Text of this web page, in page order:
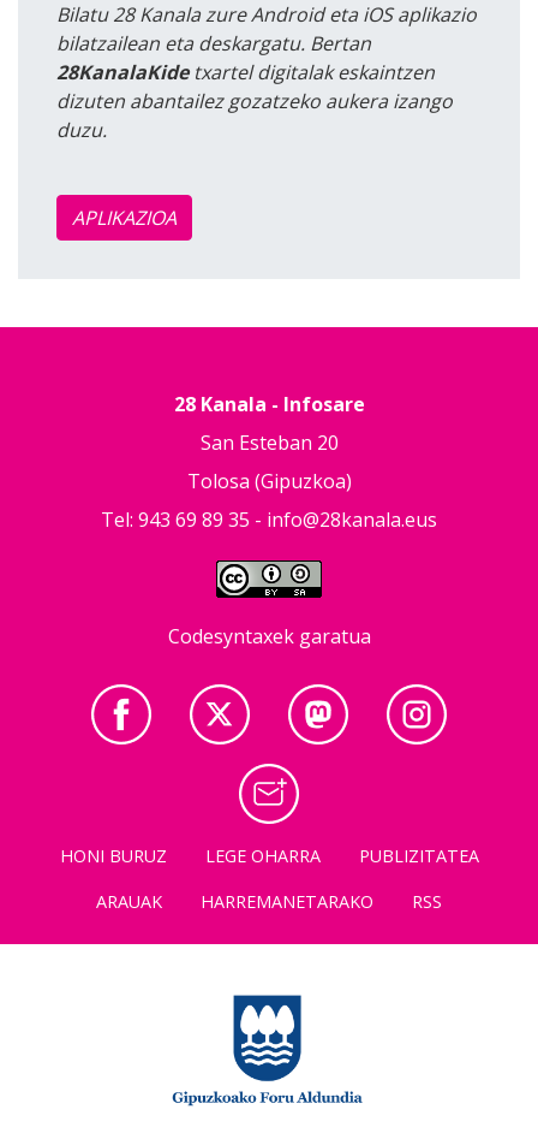
Bilatu 28 Kanala zure Android eta iOS aplikazio
bilatzailean eta deskargatu. Bertan
28KanalaKidetxartel digitalak eskaintzen
dizuten abantailez gozatzeko aukera izango
duzu.
APLIKAZIOA
28 Kanala - Infosare
San Esteban 20
Tolosa (Gipuzkoa)
Tel: 943 69 89 35 - info@28kanala.eus
Codesyntaxek garatua
HONI BURUZ LEGE OHARRA
PUBLIZITATEA
ARAUAK
HARREMANETARAKO RSS